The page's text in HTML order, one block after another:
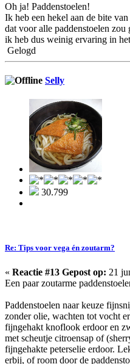
Oh ja! Paddenstoelen!
Ik heb een hekel aan de bite
dat voor alle paddenstoelen
ik heb dus weinig ervaring in
Gelogd
Selly
30.799
Re: Tips voor vega én zoutarm?
« Reactie #13 Gepost op: 21
Een paar zoutarme
Paddenstoelen naar keuze
zonder olie, wachten tot vocht
fijngehakt knoflook erdoor en
met scheutje citroensap of
fijngehakte peterselie erdoor.
erbij, of room door de